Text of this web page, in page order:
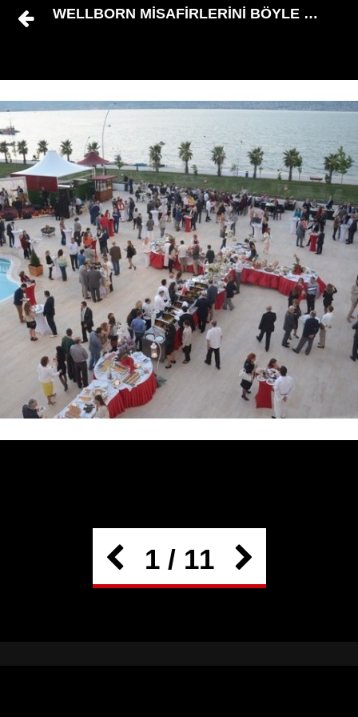
WELLBORN MİSAFİRLERİNİ BÖYLE
1 / 11